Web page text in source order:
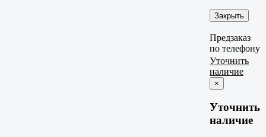
Закрыть
Предзаказ
по телефону
Уточнить
наличие
×
Уточнить
наличие